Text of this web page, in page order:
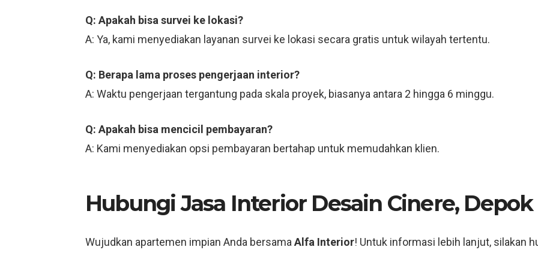
Q: Apakah bisa survei ke lokasi?
A: Ya, kami menyediakan layanan survei ke lokasi secara gratis untuk wilayah tertentu.
Q: Berapa lama proses pengerjaan interior?
A: Waktu pengerjaan tergantung pada skala proyek, biasanya antara 2 hingga 6 minggu.
Q: Apakah bisa mencicil pembayaran?
A: Kami menyediakan opsi pembayaran bertahap untuk memudahkan klien.
Hubungi Jasa Interior Desain Cinere, Depok
Wujudkan apartemen impian Anda bersama Alfa Interior! Untuk informasi lebih lanjut, silakan